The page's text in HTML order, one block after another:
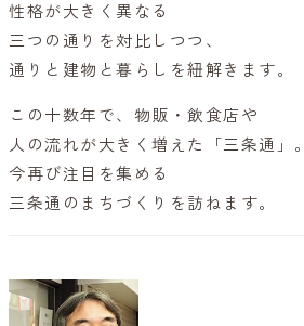
性格が大きく異なる
三つの通りを対比しつつ、
通りと建物と暮らしを紐解きます。
この十数年で、物販・飲食店や
人の流れが大きく増えた「三条通」。
今再び注目を集める
三条通のまちづくりを訪ねます。